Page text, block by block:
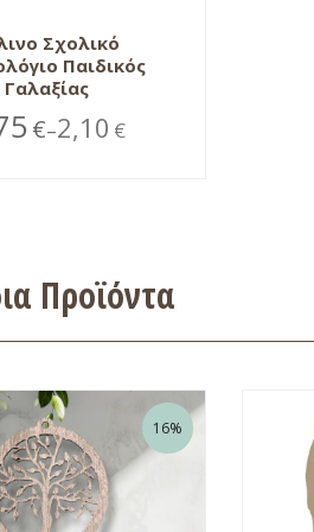
Σχολικό
Παιδικός
Γαλαξίας
€–2,10 €
Προϊόντα
16%